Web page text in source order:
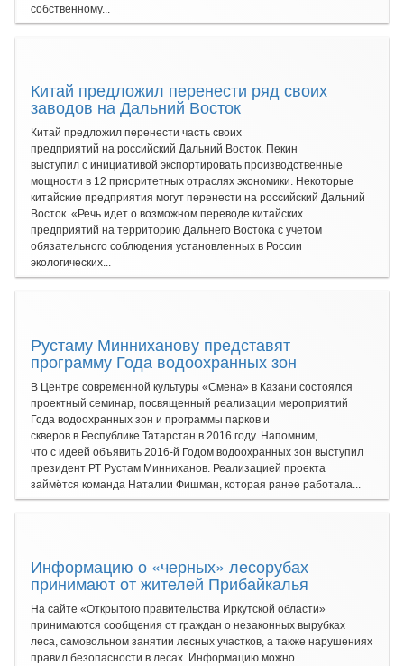
собственному...
Китай предложил перенести ряд своих
заводов на Дальний Восток
Китай предложил перенести часть своих
предприятий на российский Дальний Восток. Пекин
выступил с инициативой экспортировать производственные
мощности в 12 приоритетных отраслях экономики. Некоторые
китайские предприятия могут перенести на российский Дальний
Восток. «Речь идет о возможном переводе китайских
предприятий на территорию Дальнего Востока с учетом
обязательного соблюдения установленных в России
экологических...
Рустаму Минниханову представят
программу Года водоохранных зон
В Центре современной культуры «Смена» в Казани состоялся
проектный семинар, посвященный реализации мероприятий
Года водоохранных зон и программы парков и
скверов в Республике Татарстан в 2016 году. Напомним,
что с идеей объявить 2016-й Годом водоохранных зон выступил
президент РТ Рустам Минниханов. Реализацией проекта
займётся команда Наталии Фишман, которая ранее работала...
Информацию о «черных» лесорубах
принимают от жителей Прибайкалья
На сайте «Открытого правительства Иркутской области»
принимаются сообщения от граждан о незаконных вырубках
леса, самовольном занятии лесных участков, а также нарушениях
правил безопасности в лесах. Информацию можно